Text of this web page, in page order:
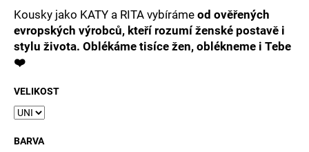
Kousky jako KATY a RITA vybíráme od ověřených
evropských výrobců, kteří rozumí ženské postavě i
stylu života. Oblékáme tisíce žen, oblékneme i Tebe
❤️
VELIKOST
BARVA